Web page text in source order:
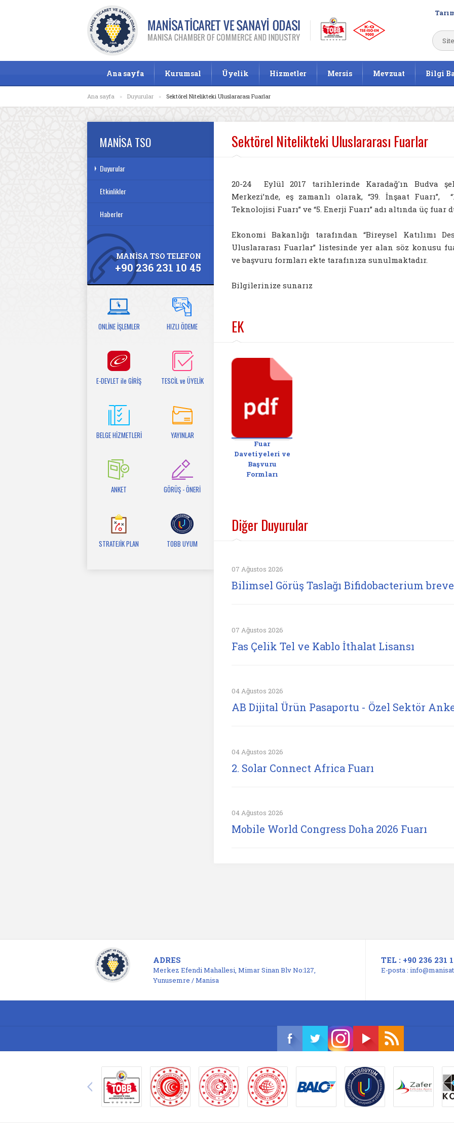
Ana sayfa Kurumsal Üyelik Hizmetler Mersis Mevzuat Bilgi
Ana sayfa » Duyurular » Sektörel Nitelikteki Uluslararası Fuarlar
MANİSA TSO
Duyurular
Etkinlikler
Haberler
MANİSA TSO TELEFON
+90 236 231 10 45
ONLİNE İŞLEMLER HIZLI ÖDEME
E-DEVLET ile GİRİŞ TESCİL ve ÜYELİK
BELGE HİZMETLERİ YAYINLAR
ANKET GÖRÜŞ - ÖNERİ
STRATEJİK PLAN TOBB UYUM
Sektörel Nitelikteki Uluslararası Fuarlar
20-24 Eylül 2017 tarihlerinde Karadağ'ın Budva
Merkezi’nde, eş zamanlı olarak, “39. İnşaat
Teknolojisi Fuarı” ve “5. Enerji Fuarı” adı altında üç fuar
Ekonomi Bakanlığı tarafından “Bireysel Katılımı
Uluslararası Fuarlar” listesinde yer alan söz konusu
ve başvuru formları ekte tarafınıza sunulmaktadır.
Bilgilerinize sunarız
EK
Fuar
Davetiyeleri ve
Başvuru
Formları
Diğer Duyurular
07 Ağustos 2026
Bilimsel Görüş Taslağı Bifidobacterium
07 Ağustos 2026
Fas Çelik Tel ve Kablo İthalat Lisansı
04 Ağustos 2026
AB Dijital Ürün Pasaportu - Özel Sektör
04 Ağustos 2026
2. Solar Connect Africa Fuarı
04 Ağustos 2026
Mobile World Congress Doha 2026 Fuarı
ADRES
Merkez Efendi Mahallesi, Mimar Sinan Blv No:127,
Yunusemre / Manisa
TEL : +90 236 231
E-posta :